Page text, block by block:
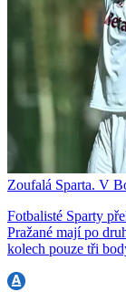
Zoufalá Sparta. V
Fotbalisté Sparty
Pražané mají po
kolech pouze tři